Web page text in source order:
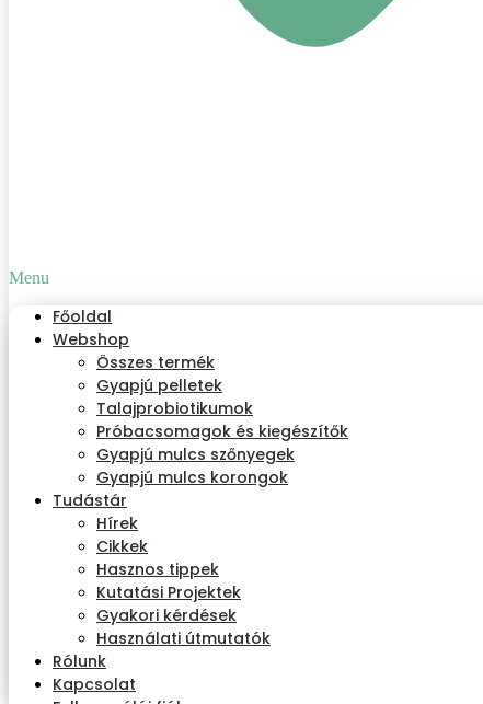
Menu
Főoldal
Webshop
Összes termék
Gyapjú pelletek
Talajprobiotikumok
Próbacsomagok és kiegészítők
Gyapjú mulcs szőnyegek
Gyapjú mulcs korongok
Tudástár
Hírek
Cikkek
Hasznos tippek
Kutatási Projektek
Gyakori kérdések
Használati útmutatók
Rólunk
Kapcsolat